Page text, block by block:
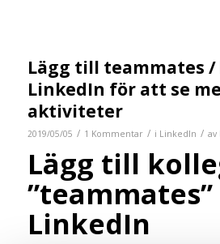
Lägg till teammates
LinkedIn för att se
aktiviteter
2019/05/05 / 1 Kommentar / i LinkedIn / av
Lägg till
”teammates”
LinkedIn